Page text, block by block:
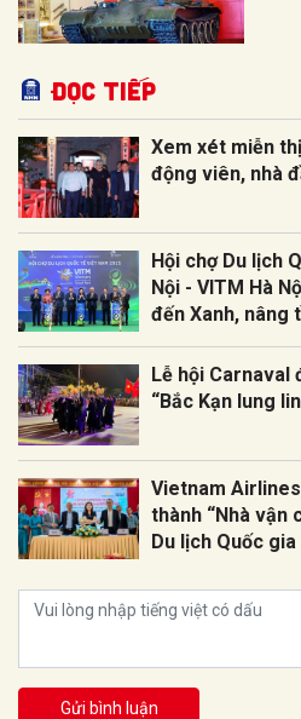
Đọc tiếp
Xem xét miễn
động viên, nhà
Hội chợ Du lịch
Nội - VITM Hà
đến Xanh, nâng
Lễ hội Carnaval
“Bắc Kạn lung
Vietnam
thành “Nhà vận
Du lịch Quốc
Gửi bình luận